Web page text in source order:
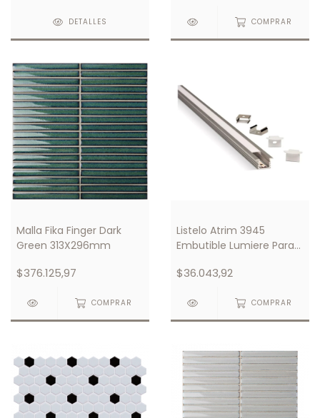
DETALLES COMPRAR
Malla Fika Finger Dark
Green 313X296mm
$376.125,97
COMPRAR
Listelo Atrim 3945
Embutible Lumiere Para
$36.043,92
COMPRAR